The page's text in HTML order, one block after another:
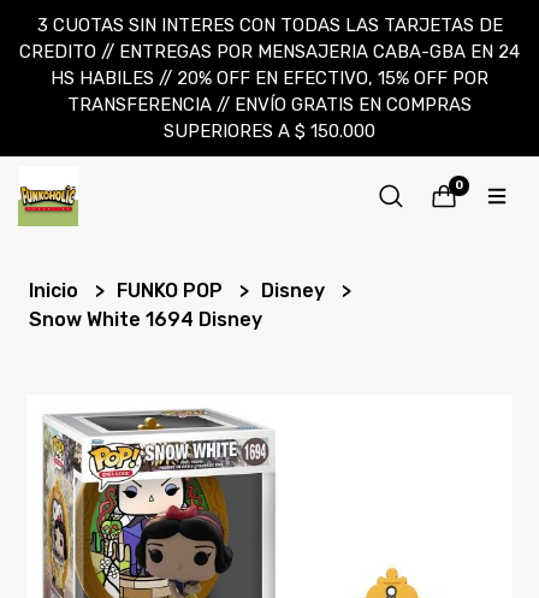
3 CUOTAS SIN INTERES CON TODAS LAS TARJETAS DE
CREDITO // ENTREGAS POR MENSAJERIA CABA-GBA EN 24
HS HABILES // 20% OFF EN EFECTIVO, 15% OFF POR
TRANSFERENCIA // ENVÍO GRATIS EN COMPRAS
SUPERIORES A $ 150.000
0
Inicio FUNKO POP
Disney
Snow White 1694 Disney